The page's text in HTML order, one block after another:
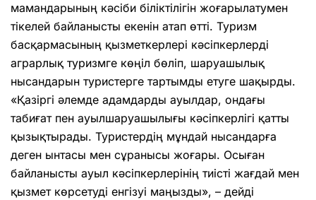
мамандарының кәсіби біліктілігін жоғарылатумен
тікелей байланысты екенін атап өтті. Туризм
басқармасының қызметкерлері кәсіпкерлерді
аграрлық туризмге көңіл бөліп, шаруашылық
нысандарын туристерге тартымды етуге шақырды.
«Қазіргі әлемде адамдарды ауылдар, ондағы
табиғат пен ауылшаруашылығы кәсіпкерлігі қатты
қызықтырады. Туристердің мұндай нысандарға
деген ынтасы мен сұранысы жоғары. Осыған
байланысты ауыл кәсіпкерлерінің тиісті жағдай мен
қызмет көрсетуді енгізуі маңызды», – дейді